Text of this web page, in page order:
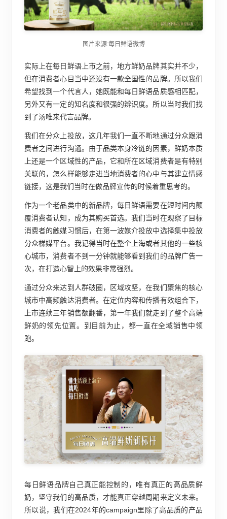
图片来源:每日鲜语微博
实际上在每日鲜语上市之前，地方鲜奶品牌其实并不少，
但在消费者心目当中还没有一款全国性的品牌。所以我们
希望找到一个代言人，她既能和每日鲜语品质感相匹配，
另外又有一定的知名度和很强的辨识度。所以当时我们找
到了汤唯来代言品牌。
我们在分众上投放，这几年我们一直不断地通过分众跟消
费者之间进行沟通。由于品类本身冷链的因素，鲜奶本质
上还是一个区域性的产品，它和所在区域消费者是有特别
关联的，怎么样能够走进当地消费者的心中与其建立情感
链接，这是我们当时在做品牌宣传的时候着重思考的。
作为一个老品类中的新品牌，每日鲜语需要在短时间内颠
覆消费者认知，成为其购买首选。我们当时在观察了目标
消费者的触媒习惯后，在第一波媒介投放中选择集中投放
分众梯媒平台。我记得当时在整个上海或者其他的一些核
心城市，消费者不到一分钟就能够看到我们的品牌广告一
次，在打造心智上的效果非常强烈。
通过分众来达到人群破圈，区域攻坚，在我们聚焦的核心
城市中高频触达消费者。在定位内容和传播有效组合下，
上市连续三年销售额翻番，第一年我们就走到了整个高端
鲜奶的领先位置。到目前为止，都一直在全域销售中领
跑。
每日鲜语品牌自己真正能控制的，唯有真正的高品质鲜
奶，坚守我们的高品质，才能真正穿越周期来定义未来。
所以说，我们在2024年的campaign里除了高品质的产品